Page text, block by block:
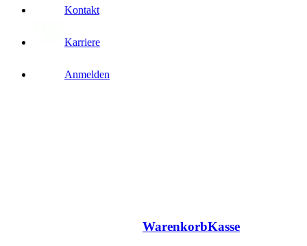
Kontakt
Karriere
Anmelden
WarenkorbKasse